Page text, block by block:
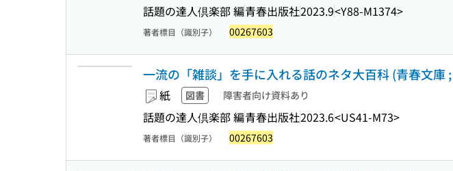
話題の達人倶楽部 編青春出版社2023.9<Y88-M1374>
著者標目（識別子） 00267603
一流の「雑談」を手に入れる話のネタ大百科 (青春文庫
紙 図書 障害者向け資料あり
話題の達人倶楽部 編青春出版社2023.6<US41-M73>
著者標目（識別子） 00267603